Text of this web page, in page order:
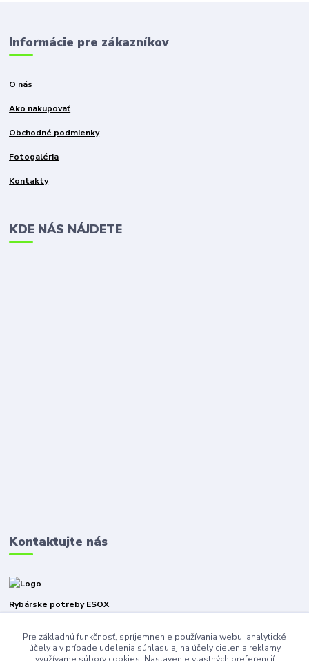
Informácie pre zákazníkov
O nás
Ako nakupovať
Obchodné podmienky
Fotogaléria
Kontakty
KDE NÁS NÁJDETE
Kontaktujte nás
Rybárske potreby ESOX
+421940316471
Pre základnú funkčnosť, spríjemnenie používania webu, analytické
účely a v prípade udelenia súhlasu aj na účely cielenia reklamy
využívame súbory cookies. Nastavenie vlastných preferencií